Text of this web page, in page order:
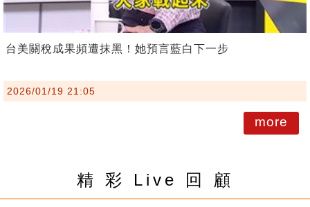
台美關稅成果頻遭抹黑！她預言藍白下一步
2026/01/19 21:05
more
精 彩 Live 回 顧